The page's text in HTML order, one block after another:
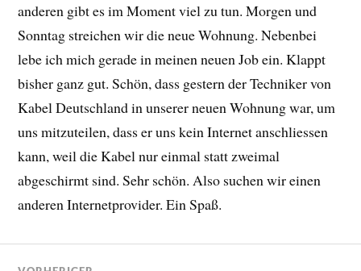
anderen gibt es im Moment viel zu tun. Morgen und
Sonntag streichen wir die neue Wohnung. Nebenbei
lebe ich mich gerade in meinen neuen Job ein. Klappt
bisher ganz gut. Schön, dass gestern der Techniker von
Kabel Deutschland in unserer neuen Wohnung war, um
uns mitzuteilen, dass er uns kein Internet anschliessen
kann, weil die Kabel nur einmal statt zweimal
abgeschirmt sind. Sehr schön. Also suchen wir einen
anderen Internetprovider. Ein Spaß.